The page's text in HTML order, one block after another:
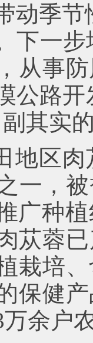
动季
下一
从事
公路
其实
地区
一，
广种
苁蓉
栽培
保健
余户